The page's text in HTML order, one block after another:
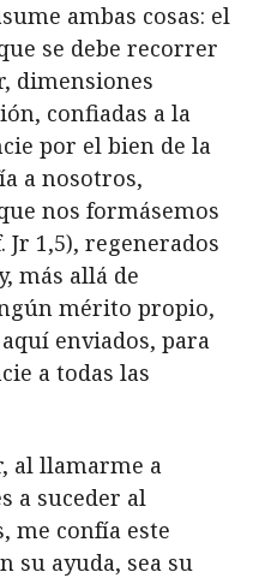
ambas cosas: el
se debe recorrer
dimensiones
confiadas a la
por el bien de la
a nosotros,
nos formásemos
1,5), regenerados
más allá de
mérito propio,
enviados, para
a todas las
al llamarme a
a suceder al
me confía este
su ayuda, sea su